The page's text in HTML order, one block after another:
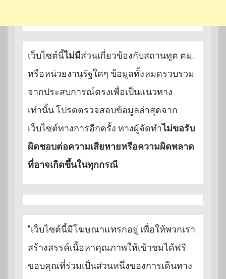
เว็บไซต์นี้ไม่มีส่วนเกี่ยวข้องกับสถานทูต ตม.
หรือหน่วยงานรัฐใดๆ ข้อมูลทั้งหมดรวบรวม
จากประสบการณ์ตรงเพื่อเป็นแนวทาง
เท่านั้น โปรดตรวจสอบข้อมูลล่าสุดจาก
เว็บไซต์ทางการอีกครั้ง ทางผู้จัดทำไม่ขอรับ
ผิดชอบต่อความเสียหายหรือความผิดพลาด
ที่อาจเกิดขึ้นในทุกกรณี
"เว็บไซต์นี้มีโฆษณาแทรกอยู่ เพื่อให้พวกเรา
สร้างสรรค์เนื้อหาคุณภาพให้เข้าชมได้ฟรี
ขอบคุณที่ร่วมเป็นส่วนหนึ่งของการเดินทาง